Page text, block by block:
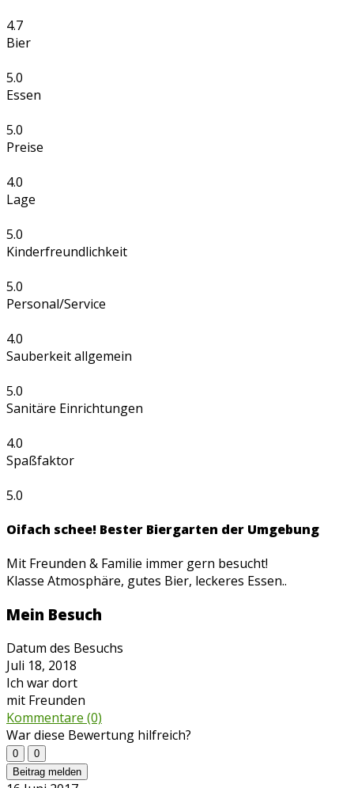
4.7
Bier
5.0
Essen
5.0
Preise
4.0
Lage
5.0
Kinderfreundlichkeit
5.0
Personal/Service
4.0
Sauberkeit allgemein
5.0
Sanitäre Einrichtungen
4.0
Spaßfaktor
5.0
Oifach schee! Bester Biergarten der Umgebung
Mit Freunden & Familie immer gern besucht!
Klasse Atmosphäre, gutes Bier, leckeres Essen..
Mein Besuch
Datum des Besuchs
Juli 18, 2018
Ich war dort
mit Freunden
Kommentare (0)
War diese Bewertung hilfreich?
0
0
Beitrag melden